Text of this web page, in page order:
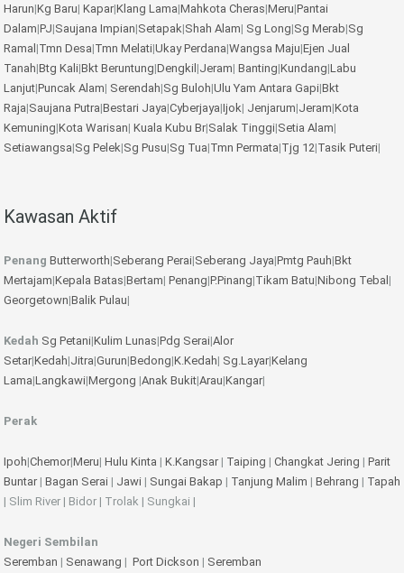
Harun|Kg Baru| Kapar|Klang Lama|Mahkota Cheras|Meru|Pantai
Dalam|PJ|Saujana Impian|Setapak|Shah Alam| Sg Long|Sg Merab|Sg
Ramal |Tmn Desa|Tmn Melati|Ukay Perdana|Wangsa Maju|Ejen Jual
Tanah|Btg Kali|Bkt Beruntung|Dengkil |Jeram| Banting|Kundang|Labu
Lanjut|Puncak Alam| Serendah|Sg Buloh|Ulu Yam Antara Gapi|Bkt
Raja|Saujana Putra|Bestari Jaya|Cyberjaya|Ijok| Jenjarum|Jeram|Kota
Kemuning|Kota Warisan| Kuala Kubu Br|Salak Tinggi|Setia Alam|
Setiawangsa|Sg Pelek|Sg Pusu|Sg Tua|Tmn Permata|Tjg 12|Tasik Puteri|
Kawasan Aktif
Penang Butterworth|Seberang Perai|Seberang Jaya|Pmtg Pauh|Bkt
Mertajam|Kepala Batas|Bertam| Penang|P.Pinang|Tikam Batu|Nibong Tebal |
Georgetown|Balik Pulau|
Kedah Sg Petani|Kulim Lunas|Pdg Serai|Alor
Setar|Kedah|Jitra|Gurun|Bedong|K.Kedah| Sg.Layar|Kelang
Lama|Langkawi|Mergong |Anak Bukit|Arau|Kangar|
Perak
Ipoh|Chemor|Meru| Hulu Kinta | K.Kangsar| Taiping | Changkat Jering | Parit
Buntar| Bagan Serai | Jawi | Sungai Bakap | Tanjung Malim | Behrang | Tapah
| Slim River | Bidor | Trolak | Sungkai |
Negeri Sembilan
Seremban | Senawang | Port Dickson | Seremban